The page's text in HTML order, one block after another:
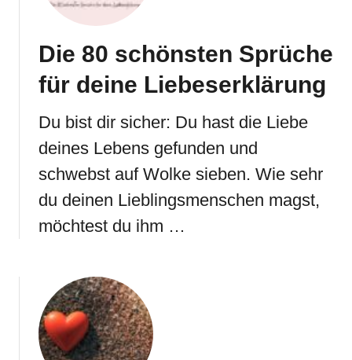
Die 80 schönsten Sprüche
für deine Liebeserklärung
Du bist dir sicher: Du hast die Liebe
deines Lebens gefunden und
schwebst auf Wolke sieben. Wie sehr
du deinen Lieblingsmenschen magst,
möchtest du ihm …